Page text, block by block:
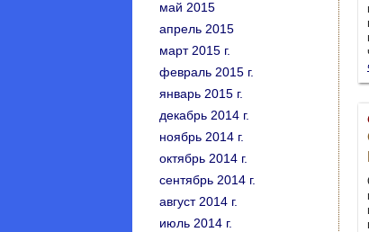
май 2015
апрель 2015
март 2015 г.
февраль 2015 г.
январь 2015 г.
декабрь 2014 г.
ноябрь 2014 г.
октябрь 2014 г.
сентябрь 2014 г.
август 2014 г.
июль 2014 г.